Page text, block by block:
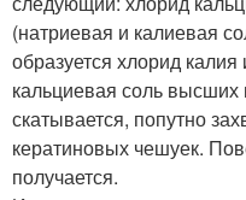
(натриевая и калиевая
образуется хлорид
кальциевая соль высших
скатывается, попутно
кератиновых чешуек.
получается.